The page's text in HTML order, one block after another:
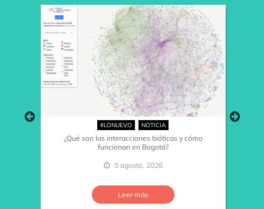
#LONUEVO NOTICIA
¿Qué son las interacciones bióticas y cómo
funcionan en Bogotá?
5 agosto, 2026
Leer más